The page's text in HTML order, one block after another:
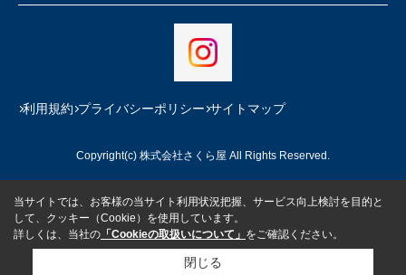
利用規約 プライバシーポリシー サイトマップ
Copyright(c) 株式会社さくら屋 All Rights Reserved.
当サイトでは、お客様の当サイト利用状況把握、サービス向上検討を目的と
して、クッキー（Cookie）を使用しています。
詳しくは、当社の 「Cookieの取扱いについて」 をご確認ください。
閉じる